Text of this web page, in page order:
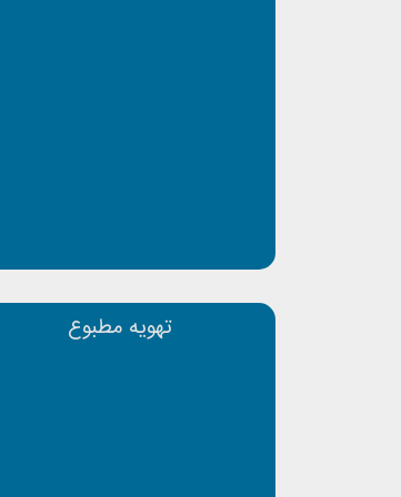
با اعتماد به تاسیسات پیمان، از
آدرس فروشگاه:تهران، خیابان
آدرس شرکت:تهران، خیابان طالقانی،
تهویه مطبوع